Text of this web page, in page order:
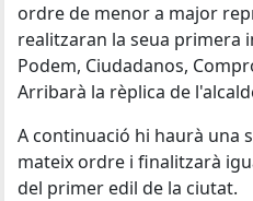
ordre de menor a major
realitzaran la seua primera
Podem, Ciudadanos,
Arribarà la rèplica de
A continuació hi haurà una
mateix ordre i finalitzarà
del primer edil de la ciutat.